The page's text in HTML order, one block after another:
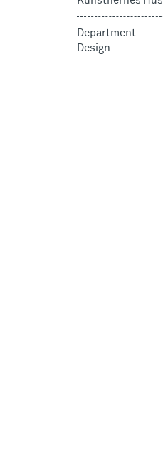
Department:
Design